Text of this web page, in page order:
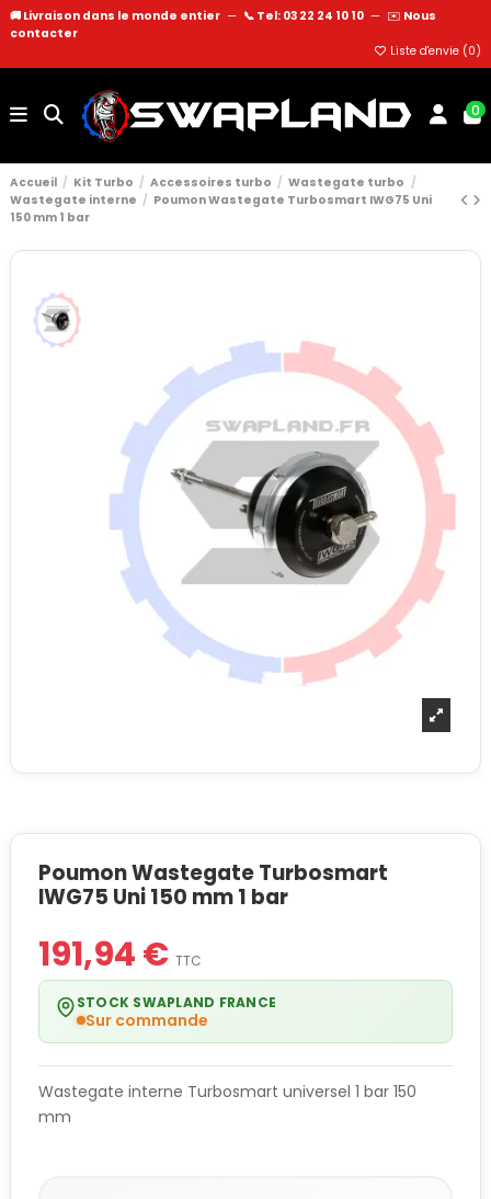
🚚 Livraison dans le monde entier — 📞 Tel: 03 22 24 10 10 — ✉️ Nous
contacter
Liste d'envie (0)
0
Accueil Kit Turbo Accessoires turbo
Wastegate turbo
Wastegate interne
Poumon Wastegate Turbosmart IWG75 Uni
150 mm 1 bar
Poumon Wastegate Turbosmart
IWG75 Uni 150 mm 1 bar
191,94 € TTC
STOCK SWAPLAND FRANCE
Sur commande
Wastegate interne Turbosmart universel 1 bar 150
mm